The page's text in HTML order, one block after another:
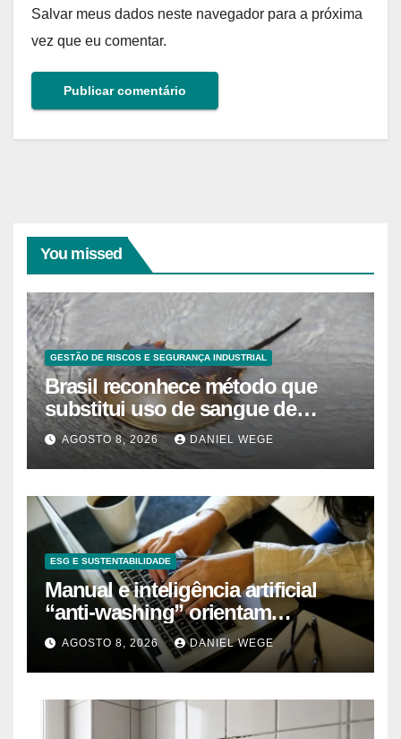
Salvar meus dados neste navegador para a próxima
vez que eu comentar.
You missed
GESTÃO DE RISCOS E SEGURANÇA INDUSTRIAL
Brasil reconhece método que
substitui uso de sangue de
caranguejo-ferradura em testes
farmacêuticos
AGOSTO 8, 2026 DANIEL WEGE
ESG E SUSTENTABILIDADE
Manual e inteligência artificial
“anti-washing” orientam
empresas
AGOSTO 8, 2026 DANIEL WEGE